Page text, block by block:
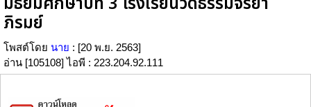
ภิรมย์
โพสต์โดย นาย : [20 พ.ย. 2563]
อ่าน [105108] ไอพี : 223.204.92.111